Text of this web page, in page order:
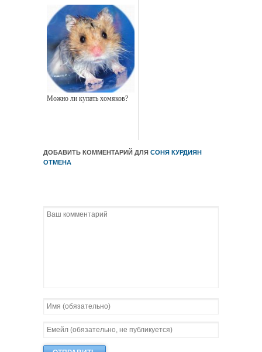
Можно ли купать хомяков?
ДОБАВИТЬ КОММЕНТАРИЙ ДЛЯ СОНЯ КУРДИЯН
ОТМЕНА